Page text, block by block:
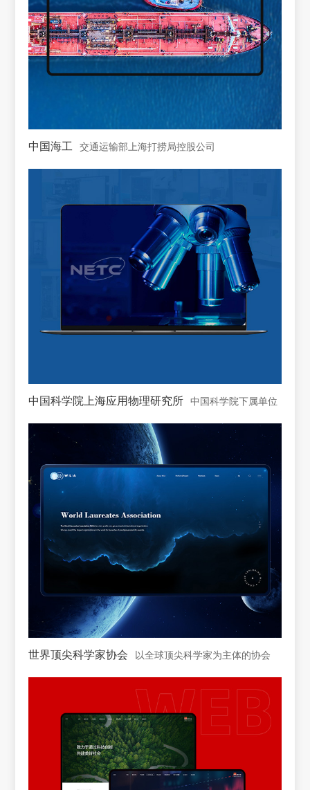
中国海工 交通运输部上海打捞局控股公司
中国科学院上海应用物理研究所 中国科学院下属单位
世界顶尖科学家协会 以全球顶尖科学家为主体的协会